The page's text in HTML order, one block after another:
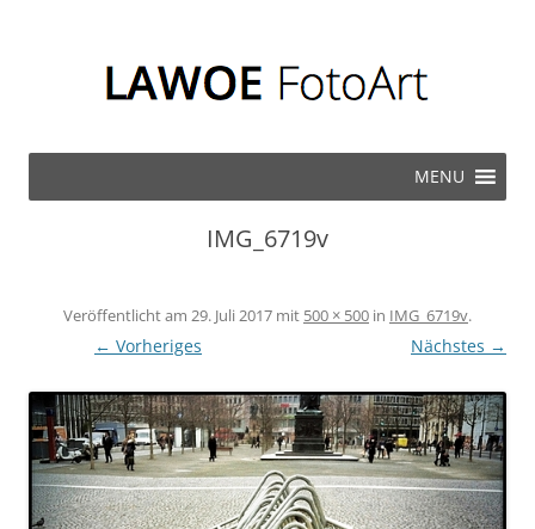
Zum Inhalt springen
MENU
IMG_6719v
Veröffentlicht am 29. Juli 2017 mit 500 × 500 in IMG_6719v.
← Vorheriges Nächstes →